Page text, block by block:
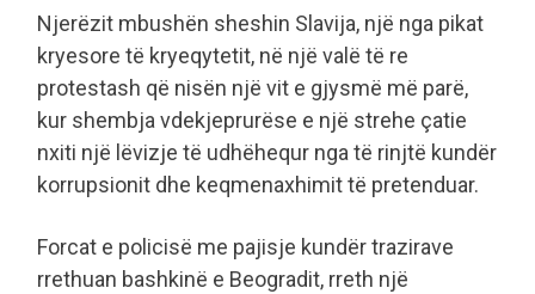
Njerëzit mbushën sheshin Slavija, një nga pikat
kryesore të kryeqytetit, në një valë të re
protestash që nisën një vit e gjysmë më parë,
kur shembja vdekjeprurëse e një strehe çatie
nxiti një lëvizje të udhëhequr nga të rinjtë kundër
korrupsionit dhe keqmenaxhimit të pretenduar.
Forcat e policisë me pajisje kundër trazirave
rrethuan bashkinë e Beogradit, rreth një